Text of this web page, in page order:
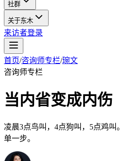
社群
关于东木
来访者登录
首页/咨询师专栏/琬文
咨询师专栏
当内省变成内伤
凌晨3点鸟叫，4点狗叫，5点鸡
单一步。